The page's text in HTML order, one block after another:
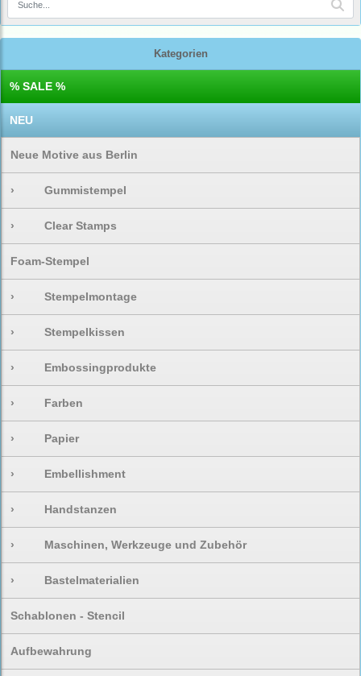
Kategorien
% SALE %
NEU
Neue Motive aus Berlin
› Gummistempel
› Clear Stamps
Foam-Stempel
› Stempelmontage
› Stempelkissen
› Embossingprodukte
› Farben
› Papier
› Embellishment
› Handstanzen
› Maschinen, Werkzeuge und Zubehör
› Bastelmaterialien
Schablonen - Stencil
Aufbewahrung